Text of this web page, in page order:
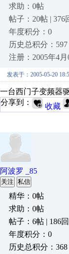
求助：0帖
帖子：20帖 | 376
年度积分：0
历史总积分：597
注册：2005年4月
发表于：2005-05-20
一台西门子变频器
分享到：
收藏
阿波罗 _85
关注 私信
精华：0帖
求助：0帖
帖子：6帖 | 186回
年度积分：0
历史总积分：368